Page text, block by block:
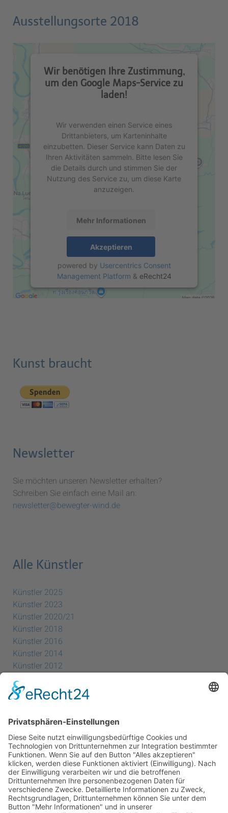
Ausstellungsorte 2018
Wir benötigen Ihre Zustimmung,
um den Google Maps-Service zu
laden!
Wir verwenden einen Service eines
Drittanbieters, um Karteninhalte
einzubetten. Dieser Service kann Daten zu
Ihren Aktivitäten sammeln. Bitte lesen Sie
die Details durch und stimmen Sie der
Nutzung des Service zu, um diese Karte
anzuzeigen.
Mehr Informationen
Akzeptieren
powered by Usercentrics Consent
Management Platform & eRecht24
Kunst braucht
Newsletter
Sie möchten unseren Newsletter erhalten?
Schreiben Sie einfach eine Mail an:
newsletter@bewegter-wind.de
Alle Künstler
Künstler 2025
Künstler 2023
Künstler 2020/21
Künstler 2018
Künstler 2016
Künstler 2014
Künstler 2012
Künstler 2010
Künstler 2008
Künstler 2006
Künstler 2004
Alle Ausstellungsorte